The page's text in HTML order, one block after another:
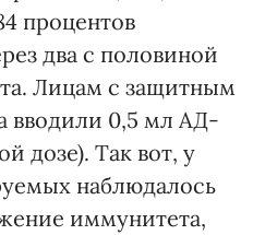
процентов
два с половиной
Лицам с защитным
вводили 0,5 мл АД-
дозе). Так вот, у
наблюдалось
иммунитета,